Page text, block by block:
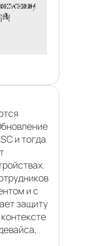
и тогда
и с
защиту